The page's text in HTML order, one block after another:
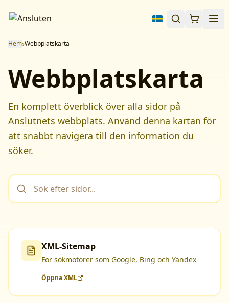
Hem›Webbplatskarta
Webbplatskarta
En komplett överblick över alla sidor på
Anslutnets webbplats. Använd denna kartan för
att snabbt navigera till den information du
söker.
XML-Sitemap
För sökmotorer som Google, Bing och Yandex
Öppna XML